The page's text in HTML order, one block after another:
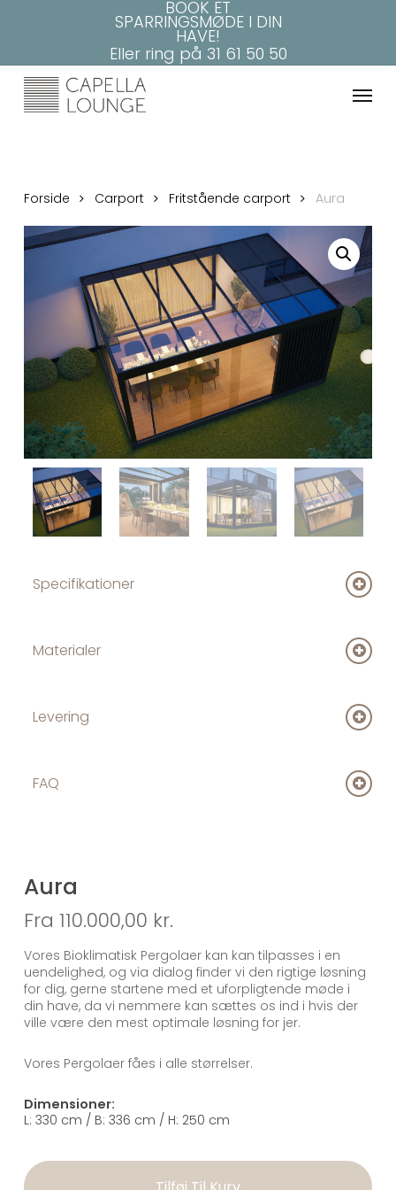
BOOK ET
SPARRINGSMØDE I DIN
HAVE!
Eller ring på 31 61 50 50
Menu
Forside Carport Fritstående carport Aura
Specifikationer
Materialer
Levering
leveringsdato, så snart din lounge går i produktion.
Produktionsproces:
Alle vores lounges bygges i eget specialværksted af
erfarne tømrere. Dette sikrer konsekvent topkvalitet
og betyder, at du slipper for ugevis byggerod og støj
i din have.
Opsætning:
14 dage før levering: Vi etablerer fundamentet
(typisk miljøvenlige jordspyd)
med kran af vores specialister
FAQ
Aura
Fra 110.000,00 kr.
Vores Bioklimatisk Pergolaer kan kan tilpasses i en
uendelighed, og via dialog finder vi den rigtige løsning
for dig, gerne startene med et uforpligtende møde i
din have, da vi nemmere kan sættes os ind i hvis der
ville være den mest optimale løsning for jer.
Vores Pergolaer fåes i alle størrelser.
Dimensioner:
L: 330 cm / B: 336 cm / H: 250 cm